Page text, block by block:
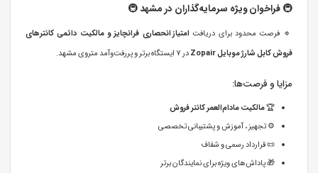
🚇فراخوان ویژه سرمایه‌گذاران در مشهد🚇
🔹 فرصت محدود برای دریافت امتیاز انحصاری فرانچایز و مالکیت دائمی کانترهای
فروش کابل شارژ موبایل Zopair
در 7 ایستگاه برتر و پررفت‌وآمد متروی مشهد.
مزایا و فرصت‌ها:
🏆مالکیت مادام‌العمر کانتر فروش
⚙️ تجهیز ، آموزش و پشتیبانی تخصصی
📜 قرارداد رسمی و شفاف
🎁 پاداش‌های ویژه برای نمایندگان برتر